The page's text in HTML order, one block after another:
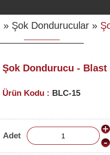
» Şok Dondurucular »
Şok Dondurucu -
Ürün Kodu : BLC-15
Adet